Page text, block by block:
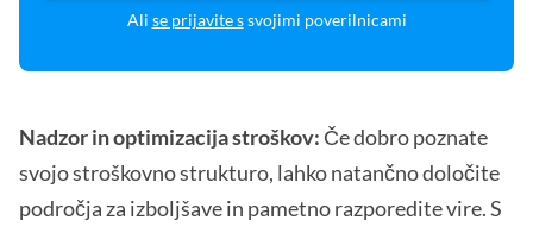
Ali se prijavite ssvojimi poverilnicami
Nadzor in optimizacija stroškov: Če dobro poznate
svojo stroškovno strukturo, lahko natančno določite
področja za izboljšave in pametno razporedite vire. S